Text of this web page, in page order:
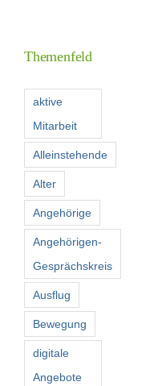
Kontakt
Suche
nach:
Themenfeld
aktive
Mitarbeit
Alleinstehende
Alter
Angehörige
Angehörigen-
Gesprächskreis
Ausflug
Bewegung
digitale
Angebote